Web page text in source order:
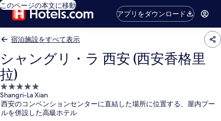
このページの本文に移動
アプリをダウンロード
宿泊施設をすべて表示
シャングリ・ラ 西安 (西安香格里
拉)
5.0
つ
星
Shangri-La Xian
西安のコンベンションセンターに直結した場所に位置する、屋内プー
ルを併設した高級ホテル